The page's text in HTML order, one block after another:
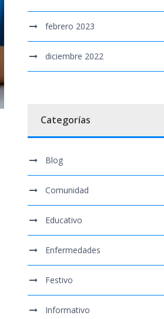
febrero 2023
diciembre 2022
Categorías
Blog
Comunidad
Educativo
Enfermedades
Festivo
Informativo